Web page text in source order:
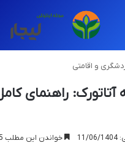
و اقامتی
آتاتورک: راهنمای
خواندن این مطلب 15 دقیقه زمان میبرد